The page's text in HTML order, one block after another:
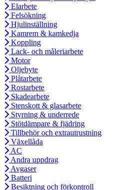
Elarbete
Felsökning
Hjulinställning
Kamrem & kamkedja
Koppling
Lack- och måleriarbete
Motor
Oljebyte
Plåtarbete
Rostarbete
Skadearbete
Stenskott & glasarbete
Styrning & underrede
Stötdämpare & fjädring
Tillbehör och extrautrustning
Växellåda
AC
Andra uppdrag
Avgaser
Batteri
Besiktning och förkontroll